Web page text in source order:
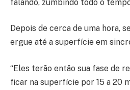
falando, zumbindo todo o
Depois de cerca de uma hora,
ergue até a superfície em
“Eles terão então sua fase de
ficar na superfície por 15 a 20